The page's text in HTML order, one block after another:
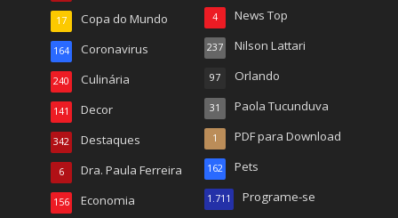
Copa do Mundo
17
Coronavirus
164
Culinária
240
Decor
141
Destaques
342
Dra. Paula Ferreira
6
Economia
156
News Top
4
Nilson Lattari
237
Orlando
97
Paola Tucunduva
31
PDF para Download
1
Pets
162
Programe-se
1.711